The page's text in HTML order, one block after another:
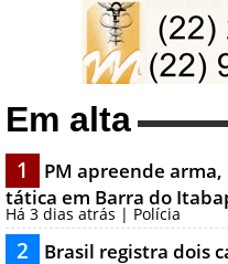
Em alta
1
PM apreende
tática em Barra do
Há 3 dias atrás | Polícia
2
Brasil registra dois